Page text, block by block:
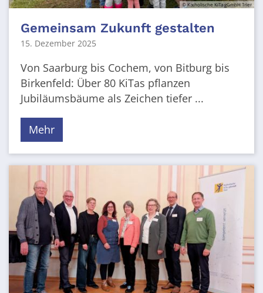
© Katholische KiTa gGmbH Trier
Gemeinsam Zukunft gestalten
15. Dezember 2025
Von Saarburg bis Cochem, von Bitburg bis
Birkenfeld: Über 80 KiTas pflanzen
Jubiläumsbäume als Zeichen tiefer ...
Mehr